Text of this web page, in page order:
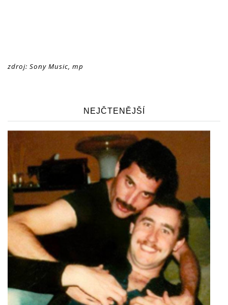
zdroj: Sony Music, mp
NEJČTENĚJŠÍ